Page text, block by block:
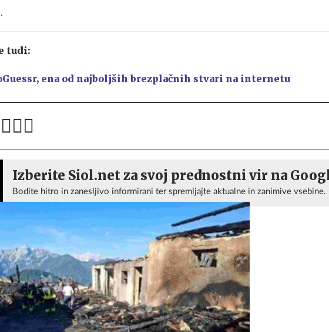
tudi:
ena od najboljših brezplačnih stvari na internetu
Izberite Siol.net za svoj prednostni vir na
Bodite hitro in zanesljivo informirani ter spremljajte aktualne in zanimive vsebine.